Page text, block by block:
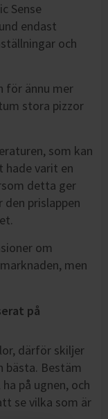
Sense
endast
och
för ännu mer
stora pizzor
som kan
hade varit en
detta ger
prislappen
om
men
på
därför skiljer
bästa. Bestäm
på ugnen, och
se vilka som är